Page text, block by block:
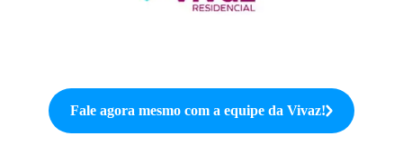
Fale agora mesmo com a equipe da Vivaz!